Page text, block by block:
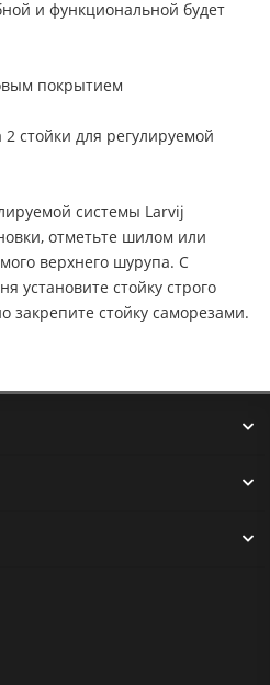
и функциональной будет
покрытием
стойки для регулируемой
системы Larvij
отметьте шилом или
верхнего шурупа. С
установите стойку строго
закрепите стойку саморезами.